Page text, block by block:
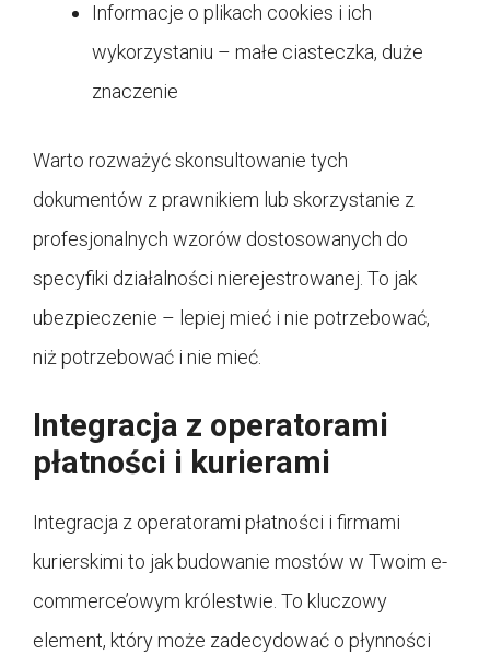
Informacje o plikach cookies i ich
wykorzystaniu – małe ciasteczka, duże
znaczenie
Warto rozważyć skonsultowanie tych
dokumentów z prawnikiem lub skorzystanie z
profesjonalnych wzorów dostosowanych do
specyfiki działalności nierejestrowanej. To jak
ubezpieczenie – lepiej mieć i nie potrzebować,
niż potrzebować i nie mieć.
Integracja z operatorami
płatności i kurierami
Integracja z operatorami płatności i firmami
kurierskimi to jak budowanie mostów w Twoim e-
commerce’owym królestwie. To kluczowy
element, który może zadecydować o płynności